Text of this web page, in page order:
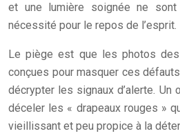
et une lumière soignée ne
nécessité pour le repos de l’esprit.
Le piège est que les photos
conçues pour masquer ces
décrypter les signaux d’alerte.
déceler les « drapeaux rouges »
vieillissant et peu propice à la